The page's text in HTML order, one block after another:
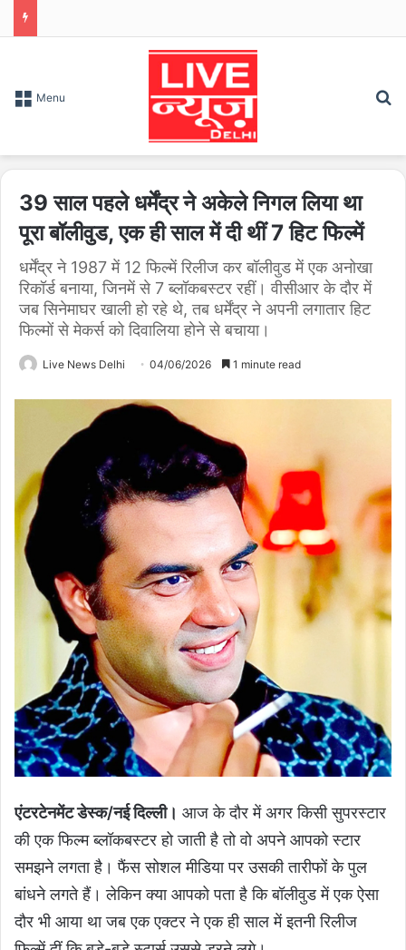
Menu
39 साल पहले धर्मेंद्र ने अकेले निगल लिया था
पूरा बॉलीवुड, एक ही साल में दी थीं 7 हिट फिल्में
धर्मेंद्र ने 1987 में 12 फिल्में रिलीज कर बॉलीवुड में एक अनोखा
रिकॉर्ड बनाया, जिनमें से 7 ब्लॉकबस्टर रहीं। वीसीआर के दौर में
जब सिनेमाघर खाली हो रहे थे, तब धर्मेंद्र ने अपनी लगातार हिट
फिल्मों से मेकर्स को दिवालिया होने से बचाया।
Live News Delhi 04/06/2026 1 minute read
एंटरटेनमेंट डेस्क/नई दिल्ली। आज के दौर में अगर किसी सुपरस्टार
की एक फिल्म ब्लॉकबस्टर हो जाती है तो वो अपने आपको स्टार
समझने लगता है। फैंस सोशल मीडिया पर उसकी तारीफों के पुल
बांधने लगते हैं। लेकिन क्या आपको पता है कि बॉलीवुड में एक ऐसा
दौर भी आया था जब एक एक्टर ने एक ही साल में इतनी रिलीज